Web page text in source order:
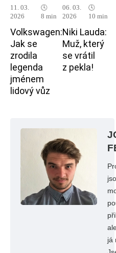
11. 03.
2026
🕓
8 min
Volkswagen:
Jak se
zrodila
legenda
jménem
lidový vůz
06. 03.
2026
🕓
10 min
Niki Lauda:
Muž, který
se vrátil
z pekla!
já